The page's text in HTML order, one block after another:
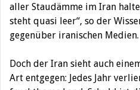
aller Staudämme im Iran
steht quasi leer“, so der
gegenüber iranischen Medien.
Doch der Iran sieht auch
Art entgegen: Jedes Jahr